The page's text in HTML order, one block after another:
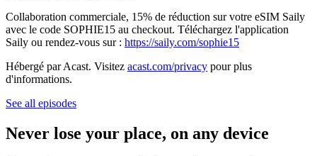
Collaboration commerciale, 15% de réduction sur votre eSIM Saily
avec le code SOPHIE15 au checkout. Téléchargez l'application
Saily ou rendez-vous sur : https://saily.com/sophie15
Hébergé par Acast. Visitez acast.com/privacy pour plus
d'informations.
See all episodes
Never lose your place, on any device